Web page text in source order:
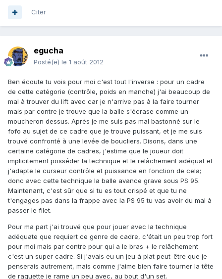
Citer
egucha
Posté(e) le 1 août 2012
Ben écoute tu vois pour moi c'est tout l'inverse : pour un cadre
de cette catégorie (contrôle, poids en manche) j'ai beaucoup de
mal à trouver du lift avec car je n'arrive pas à la faire tourner
mais par contre je trouve que la balle s'écrase comme un
moucheron dessus. Après je me suis pas mal bastonné sur le
fofo au sujet de ce cadre que je trouve puissant, et je me suis
trouvé confronté à une levée de boucliers. Disons, dans une
certaine catégorie de cadres, j'estime que le joueur doit
implicitement posséder la technique et le relâchement adéquat et
j'adapte le curseur contrôle et puissance en fonction de cela;
donc avec cette technique la balle avance grave sous PS 95.
Maintenant, c'est sûr que si tu es tout crispé et que tu ne
t'engages pas dans la frappe avec la PS 95 tu vas avoir du mal à
passer le filet.
Pour ma part j'ai trouvé que pour jouer avec la technique
adéquate que requiert ce genre de cadre, c'était un peu trop fort
pour moi mais par contre pour qui a le bras + le relâchement
c'est un super cadre. Si j'avais eu un jeu à plat peut-être que je
penserais autrement, mais comme j'aime bien faire tourner la tête
de raquette je rame un peu avec, au bout d'un set.